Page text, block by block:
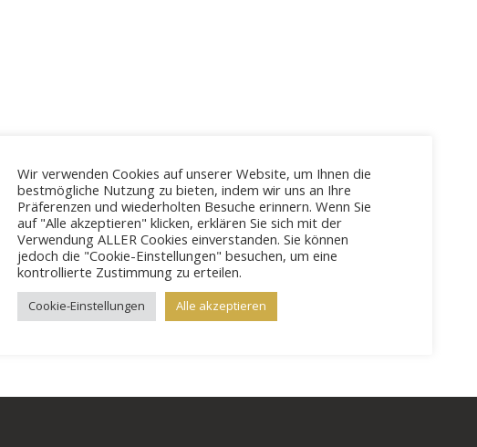
at tur­pis ac nibh luc­tus sagit­tis in ut est
Wir verwenden Cookies auf unserer Website, um Ihnen die
bestmögliche Nutzung zu bieten, indem wir uns an Ihre
Präferenzen und wiederholten Besuche erinnern. Wenn Sie
auf "Alle akzeptieren" klicken, erklären Sie sich mit der
Verwendung ALLER Cookies einverstanden. Sie können
jedoch die "Cookie-Einstellungen" besuchen, um eine
kontrollierte Zustimmung zu erteilen.
Cookie-Einstellungen Alle akzeptieren